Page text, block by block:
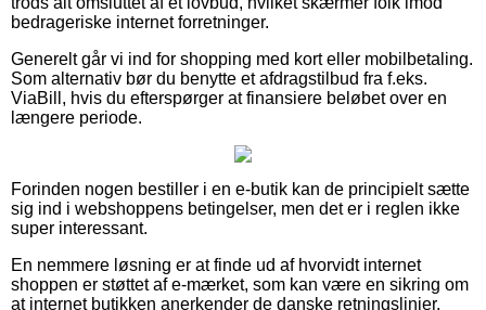
bedrageriske internet forretninger.
Generelt går vi ind for shopping med kort eller mobilbetaling.
Som alternativ bør du benytte et afdragstilbud fra f.eks.
ViaBill, hvis du efterspørger at finansiere beløbet over en
længere periode.
Forinden nogen bestiller i en e-butik kan de principielt sætte
sig ind i webshoppens betingelser, men det er i reglen ikke
super interessant.
En nemmere løsning er at finde ud af hvorvidt internet
shoppen er støttet af e-mærket, som kan være en sikring om
at internet butikken anerkender de danske retningslinjer,